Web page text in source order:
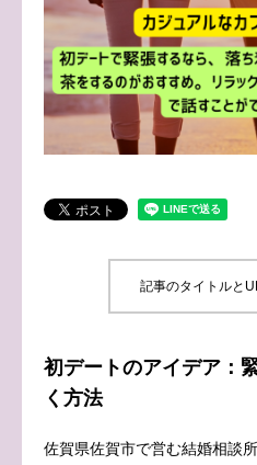
記事のタイトルと
初デートのアイデア：
く方法
佐賀県佐賀市で営む結婚相談
会員様からの喜びの声
よくあるご質問